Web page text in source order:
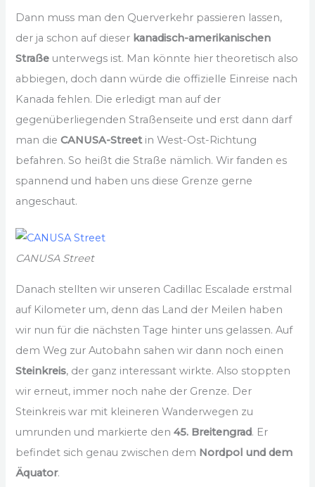
Dann muss man den Querverkehr passieren lassen,
der ja schon auf dieser kanadisch-amerikanischen
Straße unterwegs ist. Man könnte hier theoretisch also
abbiegen, doch dann würde die offizielle Einreise nach
Kanada fehlen. Die erledigt man auf der
gegenüberliegenden Straßenseite und erst dann darf
man dieCANUSA-Streetin West-Ost-Richtung
befahren. So heißt die Straße nämlich. Wir fanden es
spannend und haben uns diese Grenze gerne
angeschaut.
CANUSA Street
Danach stellten wir unseren Cadillac Escalade erstmal
auf Kilometer um, denn das Land der Meilen haben
wir nun für die nächsten Tage hinter uns gelassen. Auf
dem Weg zur Autobahn sahen wir dann noch einen
Steinkreis, der ganz interessant wirkte. Also stoppten
wir erneut, immer noch nahe der Grenze. Der
Steinkreis war mit kleineren Wanderwegen zu
umrunden und markierte den45. Breitengrad. Er
befindet sich genau zwischen dem Nordpol und dem
Äquator.